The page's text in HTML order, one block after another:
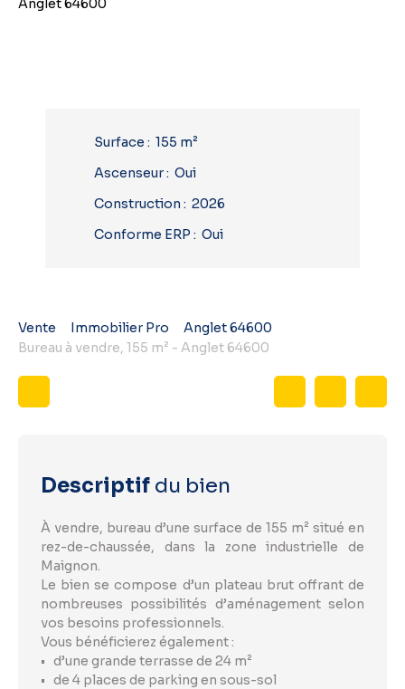
Surface : 155 m²
Ascenseur: Oui
Construction : 2026
Conforme ERP : Oui
Vente Immobilier Pro
Anglet 64600
Bureau à vendre, 155 m² - Anglet 64600
Descriptif du bien
À vendre, bureau d’une surface de 155 m² situé en
rez-de-chaussée, dans la zone industrielle de
Maignon.
Le bien se compose d’un plateau brut offrant de
nombreuses possibilités d’aménagement selon
vos besoins professionnels.
Vous bénéficierez également :
d’une grande terrasse de 24 m²
de 4 places de parking en sous-sol